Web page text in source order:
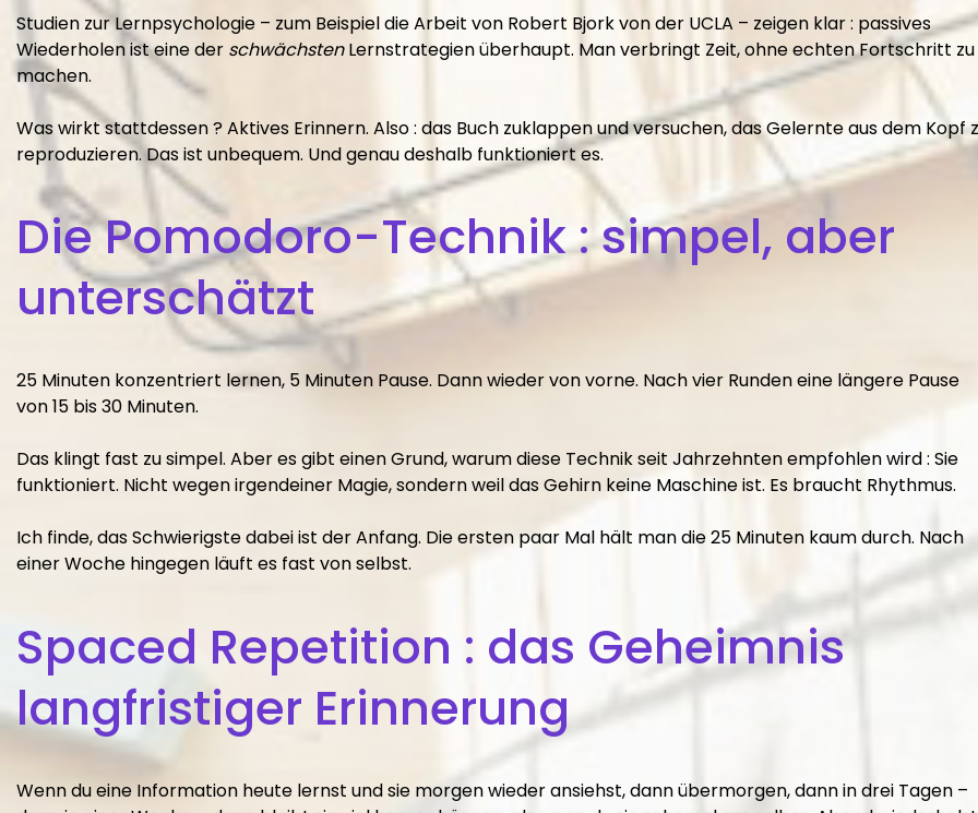
Studien zur Lernpsychologie – zum Beispiel die Arbeit von Robert Bjork von der UCLA – zeigen klar : passives
Wiederholen ist eine der schwächstenLernstrategien überhaupt. Man verbringt Zeit, ohne echten Fortschritt zu
machen.
Was wirkt stattdessen ? Aktives Erinnern. Also : das Buch zuklappen und versuchen, das Gelernte aus dem Kopf
reproduzieren. Das ist unbequem. Und genau deshalb funktioniert es.
Die Pomodoro-Technik : simpel, aber
unterschätzt
25 Minuten konzentriert lernen, 5 Minuten Pause. Dann wieder von vorne. Nach vier Runden eine längere Pause
von 15 bis 30 Minuten.
Das klingt fast zu simpel. Aber es gibt einen Grund, warum diese Technik seit Jahrzehnten empfohlen wird : Sie
funktioniert. Nicht wegen irgendeiner Magie, sondern weil das Gehirn keine Maschine ist. Es braucht Rhythmus.
Ich finde, das Schwierigste dabei ist der Anfang. Die ersten paar Mal hält man die 25 Minuten kaum durch. Nach
einer Woche hingegen läuft es fast von selbst.
Spaced Repetition : das Geheimnis
langfristiger Erinnerung
Wenn du eine Information heute lernst und sie morgen wieder ansiehst, dann übermorgen, dann in drei Tagen –